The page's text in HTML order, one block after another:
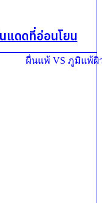
แดดที่อ่อนโยน